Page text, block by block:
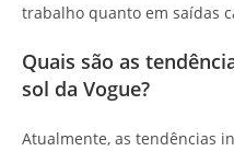
trabalho quanto em saídas
Quais são as
sol da Vogue?
Atualmente, as tendências